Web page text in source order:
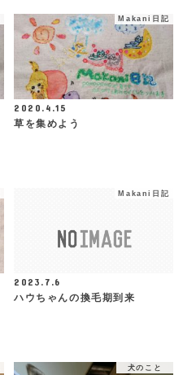
Makani日記
2020.4.15
草を集めよう
Makani日記
2023.7.6
ハウちゃんの換毛期到来
犬のこと